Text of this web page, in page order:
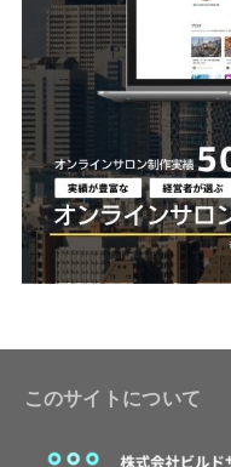
このサイトについて